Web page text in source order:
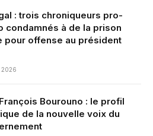
: trois chroniqueurs pro-
condamnés à de la prison
pour offense au président
2026
Bourouno : le profil
de la nouvelle voix du